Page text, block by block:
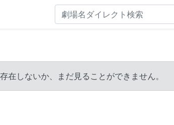
在しないか、まだ見ることができません。